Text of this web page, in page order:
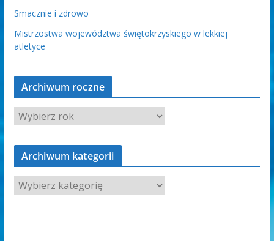
Smacznie i zdrowo
Mistrzostwa województwa świętokrzyskiego w lekkiej
atletyce
Archiwum roczne
Archiwum kategorii
A
r